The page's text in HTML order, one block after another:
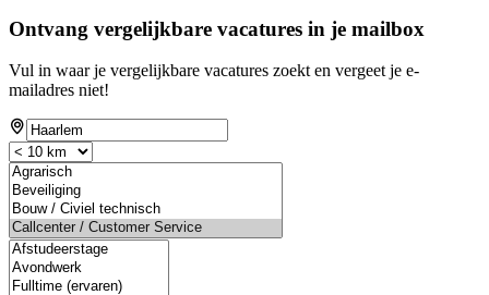
Ontvang vergelijkbare vacatures in je mailbox
Vul in waar je vergelijkbare vacatures zoekt en vergeet je e-
mailadres niet!